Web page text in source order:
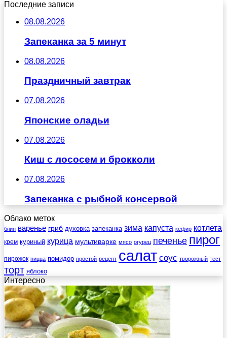
Последние записи
08.08.2026
Запеканка за 5 минут
08.08.2026
Праздничный завтрак
07.08.2026
Японские оладьи
07.08.2026
Киш с лососем и брокколи
07.08.2026
Запеканка с рыбной консервой
Облако меток
блин варенье гриб духовка запеканка зима капуста кефир котлета
крем куриный курица мультиварке мясо огурец печенье пирог
пирожок пицца помидор простой рецепт салат соус творожный тест
торт яблоко
Интересно